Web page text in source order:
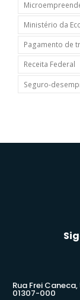
Ministério da
Pagamento de
Receita Federal
Seguro-
Rua Frei
01307-000